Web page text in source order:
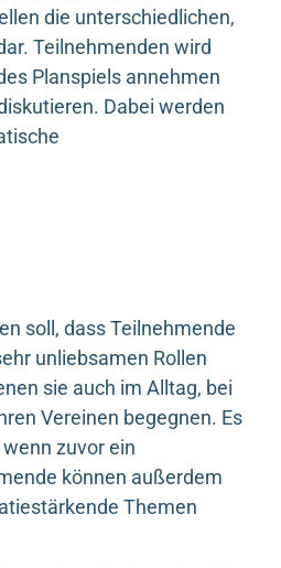
die unterschiedlichen,
Teilnehmenden wird
Planspiels annehmen
Dabei werden
soll, dass Teilnehmende
unliebsamen Rollen
sie auch im Alltag, bei
Vereinen begegnen. Es
zuvor ein
können außerdem
Themen